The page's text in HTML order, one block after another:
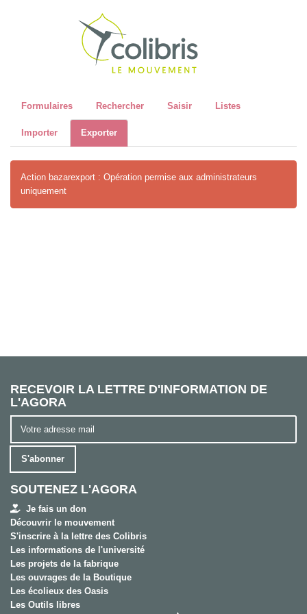
Formulaires Rechercher Saisir Listes
Importer Exporter
Action bazarexport : Opération permise aux administrateurs
uniquement
RECEVOIR LA LETTRE D'INFORMATION DE
L'AGORA
S'abonner
SOUTENEZ L'AGORA
Je fais un don
Découvrir le mouvement
S'inscrire à la lettre des Colibris
Les informations de l'université
Les projets de la fabrique
Les ouvrages de la Boutique
Les écolieux des Oasis
Les Outils libres